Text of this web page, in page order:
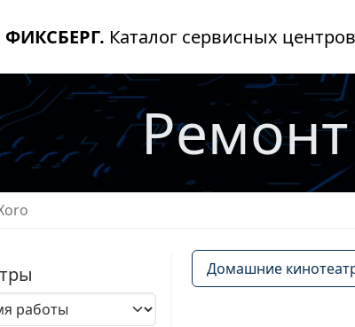
ФИКСБЕРГ. Каталог сервисных
Домашние